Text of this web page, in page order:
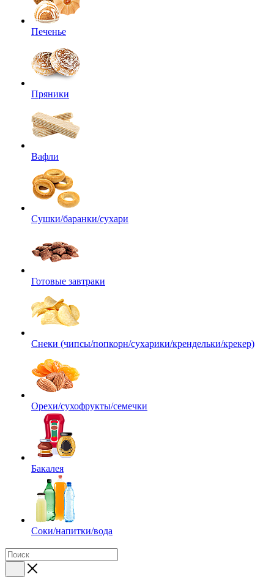
Печенье
Пряники
Вафли
Сушки/баранки/сухари
Готовые завтраки
Снеки (чипсы/попкорн/сухарики/крендельки/крекер)
Орехи/сухофрукты/семечки
Бакалея
Соки/напитки/вода